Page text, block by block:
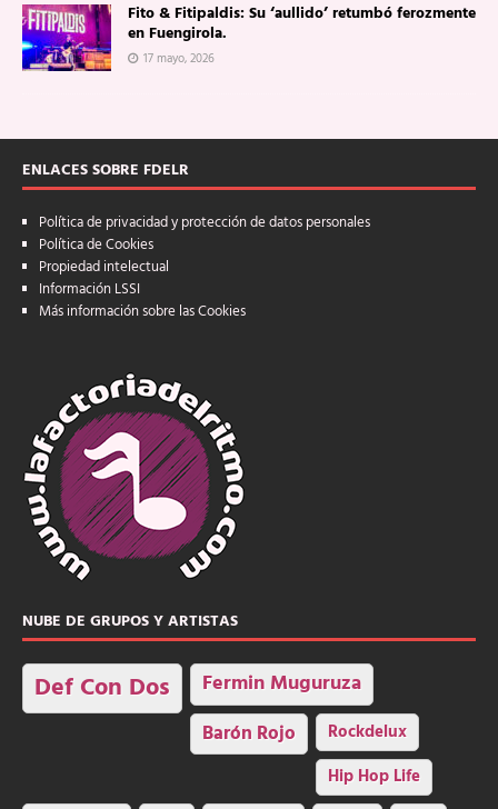
Fito & Fitipaldis: Su ‘aullido’ retumbó ferozmente
en Fuengirola.
17 mayo, 2026
ENLACES SOBRE FDELR
Política de privacidad y protección de datos personales
Política de Cookies
Propiedad intelectual
Información LSSI
Más información sobre las Cookies
NUBE DE GRUPOS Y ARTISTAS
Def Con Dos Fermin Muguruza
Barón Rojo Rockdelux
Hip Hop Life